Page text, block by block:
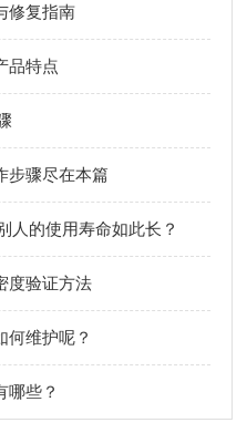
修复指南
品特点
步骤尽在本篇
人的使用寿命如此长？
度验证方法
何维护呢？
哪些？